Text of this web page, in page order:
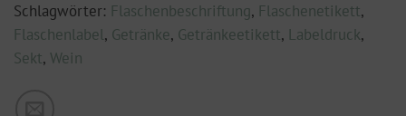
Schlagwörter: Flaschenbeschriftung, Flaschenetikett,
Flaschenlabel, Getränke, Getränkeetikett, Labeldruck,
Sekt, Wein